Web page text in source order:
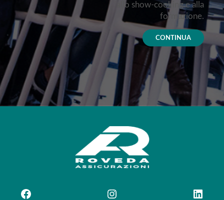
allo show-cooking e alla
formazione.
CONTINUA
Facebook Instagram LinkedIn